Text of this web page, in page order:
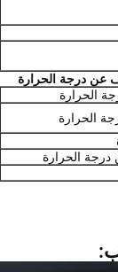
عن درجة الحرارة
الحرارة
الحرارة
الحرارة